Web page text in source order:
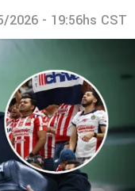
2026 - 19:56hs CST